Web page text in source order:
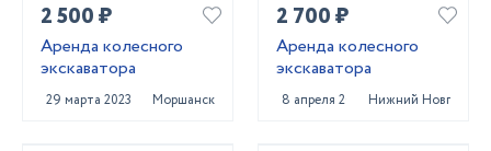
2 500 ₽
Аренда колесного
экскаватора
29 марта 2023 Моршанск
2 700 ₽
Аренда колесного
экскаватора
8 апреля 2025 Нижний Новгород